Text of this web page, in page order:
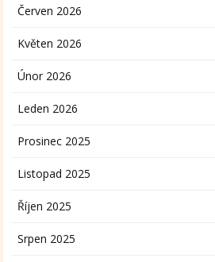
Červen 2026
Květen 2026
Únor 2026
Leden 2026
Prosinec 2025
Listopad 2025
Říjen 2025
Srpen 2025